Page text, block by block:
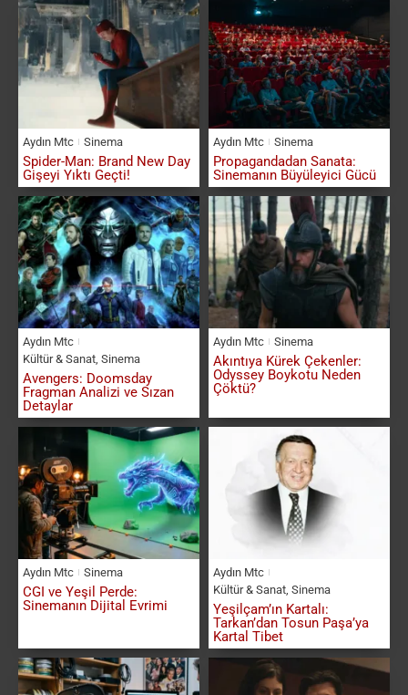
Aydın Mtc Sinema
Spider-Man: Brand New Day
Gişeyi Yıktı Geçti!
Aydın Mtc Sinema
Propagandadan Sanata:
Sinemanın Büyüleyici Gücü
Aydın Mtc
Kültür & Sanat, Sinema
Avengers: Doomsday
Fragman Analizi ve Sızan
Detaylar
Aydın Mtc Sinema
Akıntıya Kürek Çekenler:
Odyssey Boykotu Neden
Çöktü?
Aydın Mtc Sinema
CGI ve Yeşil Perde:
Sinemanın Dijital Evrimi
Aydın Mtc
Kültür & Sanat, Sinema
Yeşilçam’ın Kartalı:
Tarkan’dan Tosun Paşa’ya
Kartal Tibet